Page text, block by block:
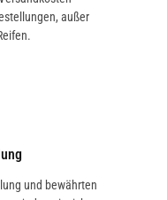
außer
und bewährten